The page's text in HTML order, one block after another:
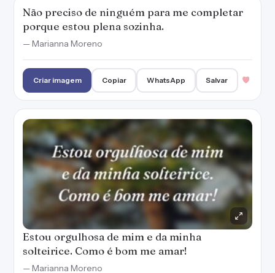
Não preciso de ninguém para me completar
porque estou plena sozinha.
— Marianna Moreno
Criar imagem Copiar WhatsApp Salvar
Estou orgulhosa de mim e da minha
solteirice. Como é bom me amar!
— Marianna Moreno